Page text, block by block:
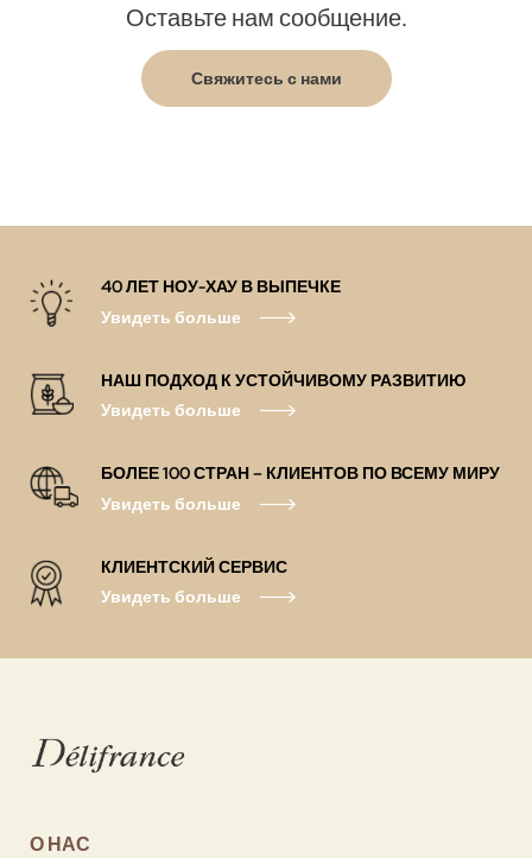
Оставьте нам сообщение.
Свяжитесь с нами
40 ЛЕТ НОУ-ХАУ В ВЫПЕЧКЕ
Увидеть больше
НАШ ПОДХОД К УСТОЙЧИВОМУ РАЗВИТИЮ
Увидеть больше
БОЛЕЕ 100 СТРАН – КЛИЕНТОВ ПО ВСЕМУ МИРУ
Увидеть больше
КЛИЕНТСКИЙ СЕРВИС
Увидеть больше
О НАС